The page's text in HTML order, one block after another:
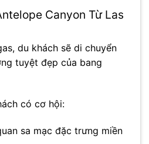
Canyon Từ Las
, du khách sẽ di chuyển
tuyệt đẹp của bang
có cơ hội:
sa mạc đặc trưng miền